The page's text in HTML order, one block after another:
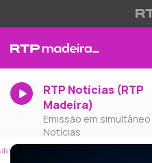
RTP Notícias (RTP
Madeira)
Emissão em
Notícias